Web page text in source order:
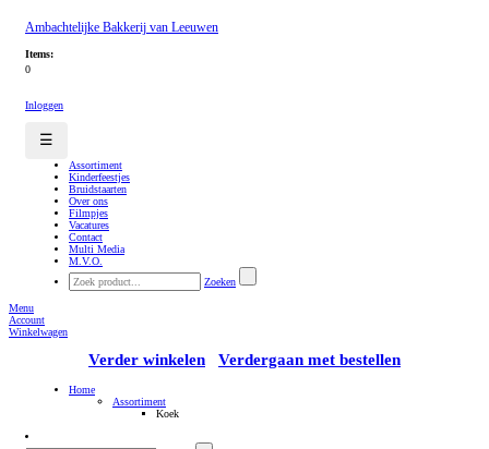
Ambachtelijke Bakkerij van Leeuwen
Items:
0
Inloggen
☰
Assortiment
Kinderfeestjes
Bruidstaarten
Over ons
Filmpjes
Vacatures
Contact
Multi Media
M.V.O.
Zoeken
Menu
Account
Winkelwagen
Verder winkelen Verdergaan met bestellen
Home
Assortiment
Koek